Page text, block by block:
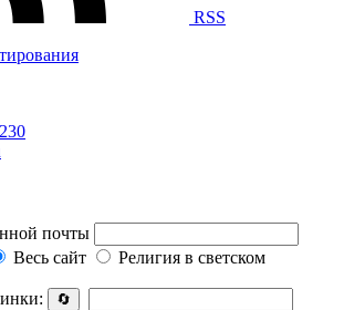
RSS
почты
Весь сайт
Религия в светском
🔄